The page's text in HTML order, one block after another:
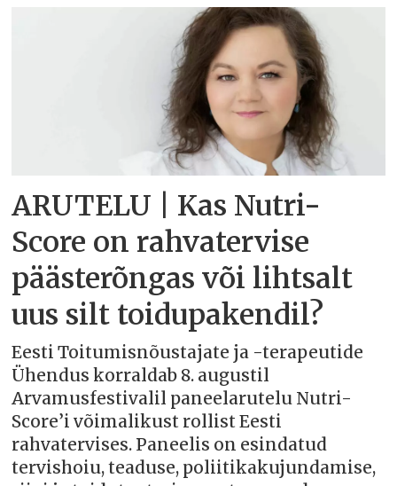
ARUTELU | Kas Nutri-
Score on rahvatervise
päästerõngas või lihtsalt
uus silt toidupakendil?
Eesti Toitumisnõustajate ja -terapeutide
Ühendus korraldab 8. augustil
Arvamusfestivalil paneelarutelu Nutri-
Score’i võimalikust rollist Eesti
rahvatervises. Paneelis on esindatud
tervishoiu, teaduse, poliitikakujundamise,